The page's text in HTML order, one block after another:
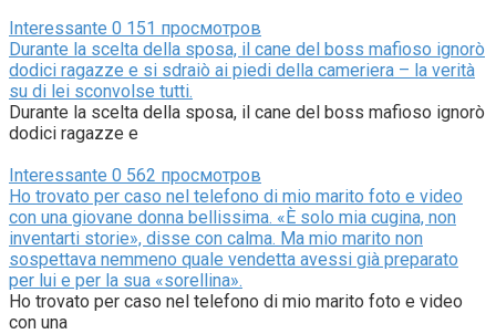
Interessante 0 151 просмотров
Durante la scelta della sposa, il cane del boss mafioso ignorò
dodici ragazze e si sdraiò ai piedi della cameriera – la verità
su di lei sconvolse tutti.
Durante la scelta della sposa, il cane del boss mafioso ignorò
dodici ragazze e
Interessante 0 562 просмотров
Ho trovato per caso nel telefono di mio marito foto e video
con una giovane donna bellissima. «È solo mia cugina, non
inventarti storie», disse con calma. Ma mio marito non
sospettava nemmeno quale vendetta avessi già preparato
per lui e per la sua «sorellina».
Ho trovato per caso nel telefono di mio marito foto e video
con una